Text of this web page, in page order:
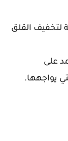
لتخفيف القلق
على
يواجهها.